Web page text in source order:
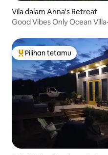
Vila dalam Anna's Retreat
Good Vibes Only Ocean
Pilihan utama tetamu
Pilihan tetamu